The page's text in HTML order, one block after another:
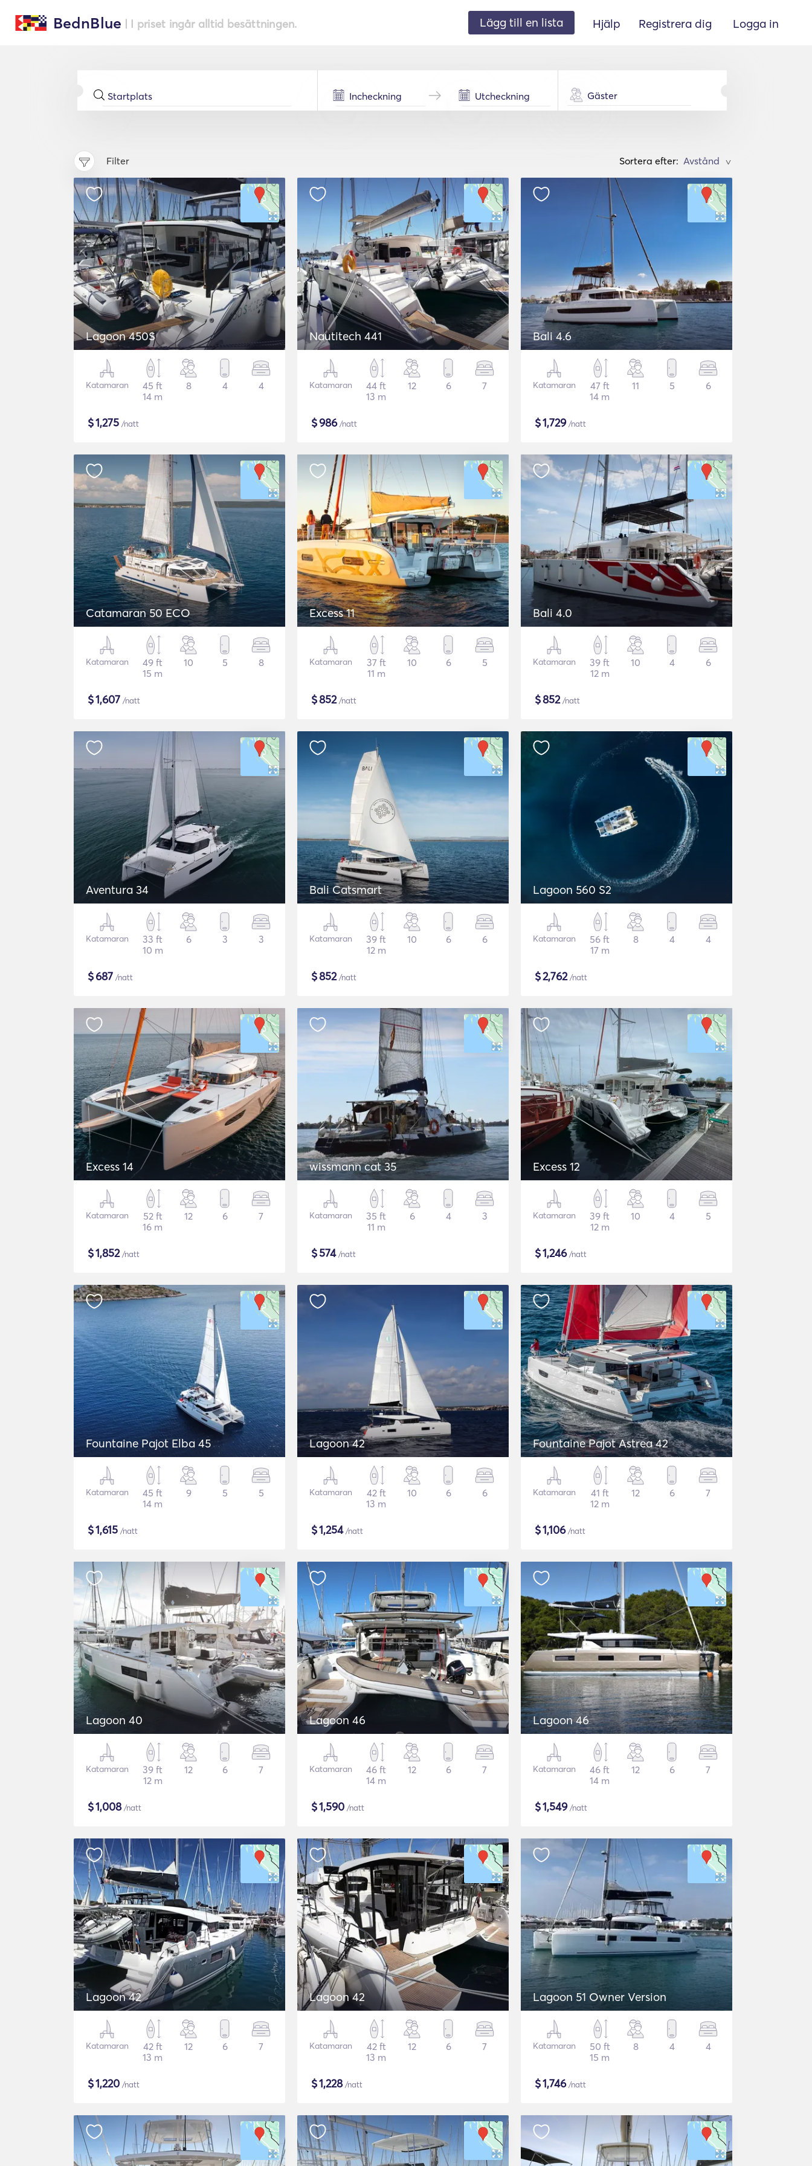
BednBlue | I priset ingår alltid besättningen. Lägg till en lista Hjälp Registrera dig Logga in
Gäster
Filter Sortera efter: >
Lagoon 450S
Katamaran
45 ft
14 m
8 4 4
$1,275 /natt
Nautitech 441
Katamaran
44 ft
13 m
12 6 7
$986/natt
Bali 4.6
Katamaran
47 ft
14 m
11 5 6
$1,729/natt
Catamaran 50 ECO
Katamaran
49 ft
15 m
10 5 8
$1,607 /natt
Excess 11
Katamaran
37 ft
11 m
10 6 5
$852/natt
Bali 4.0
Katamaran
39 ft
12 m
10 4 6
$852/natt
Aventura 34
Katamaran
33 ft
10 m
6 3 3
$687 /natt
Bali Catsmart
Katamaran
39 ft
12 m
10 6 6
$852/natt
Lagoon 560 S2
Katamaran
56 ft
17 m
8 4 4
$2,762/natt
Excess 14
Katamaran
52 ft
16 m
12 6 7
$1,852/natt
wissmann cat 35
Katamaran
35 ft
11 m
6 4 3
$574/natt
Excess 12
Katamaran
39 ft
12 m
10 4 5
$1,246/natt
Fountaine Pajot Elba 45
Katamaran
45 ft
14 m
9 5 5
$1,615 /natt
Lagoon 42
Katamaran
42 ft
13 m
10 6 6
$1,254/natt
Fountaine Pajot Astrea 42
Katamaran
41 ft
12 m
12 6 7
$1,106/natt
Lagoon 40
Katamaran
39 ft
12 m
12 6 7
$1,008/natt
Lagoon 46
Katamaran
46 ft
14 m
12 6 7
$1,590 /natt
Lagoon 46
Katamaran
46 ft
14 m
12 6 7
$1,549/natt
Lagoon 42
Katamaran
42 ft
13 m
12 6 7
$1,220 /natt
Lagoon 42
Katamaran
42 ft
13 m
12 6 7
$1,228/natt
Lagoon 51 Owner Version
Katamaran
50 ft
15 m
8 4 4
$1,746/natt